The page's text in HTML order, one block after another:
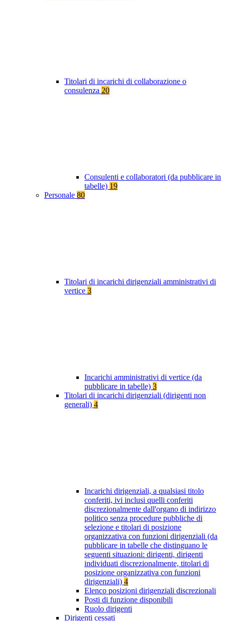
Titolari di incarichi di collaborazione o
consulenza 20
Consulenti e collaboratori (da pubblicare in
tabelle) 19
Personale 80
Titolari di incarichi dirigenziali amministrativi di
vertice 3
Incarichi amministrativi di vertice (da
pubblicare in tabelle) 3
Titolari di incarichi dirigenziali (dirigenti non
generali) 4
Incarichi dirigenziali, a qualsiasi titolo
conferiti, ivi inclusi quelli conferiti
discrezionalmente dall'organo di indirizzo
politico senza procedure pubbliche di
selezione e titolari di posizione
organizzativa con funzioni dirigenziali (da
pubblicare in tabelle che distinguano le
seguenti situazioni: dirigenti, dirigenti
individuati discrezionalmente, titolari di
posizione organizzativa con funzioni
dirigenziali) 4
Elenco posizioni dirigenziali discrezionali
Posti di funzione disponibili
Ruolo dirigenti
Dirigenti cessati